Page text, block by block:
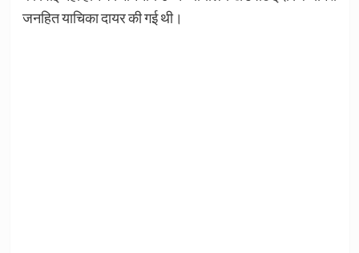
जनहित याचिका दायर की गई थी।